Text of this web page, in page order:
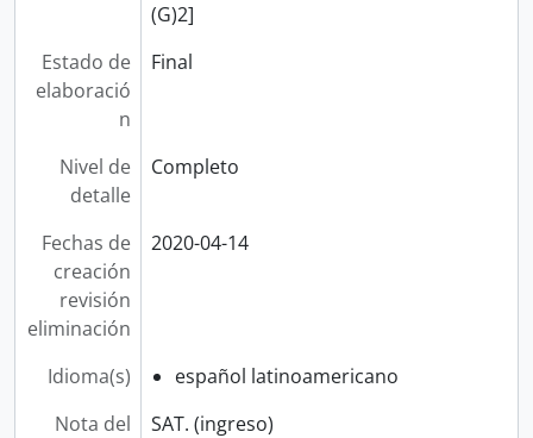
(G)2]
Estado de
elaboració
n
Final
Nivel de
detalle
Completo
Fechas de
creación
revisión
eliminación
2020-04-14
Idioma(s)
español latinoamericano
Nota del
SAT. (ingreso)